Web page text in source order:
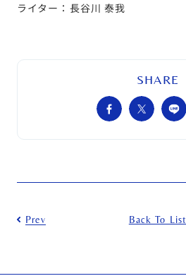
ライター：長谷川 泰我
SHARE
Prev Back To List